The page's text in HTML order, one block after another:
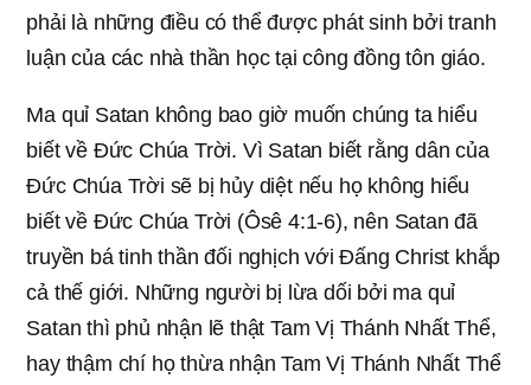
phải là những điều có thể được phát sinh bởi tranh
luận của các nhà thần học tại công đồng tôn giáo.
Ma quỉ Satan không bao giờ muốn chúng ta hiểu
biết về Đức Chúa Trời. Vì Satan biết rằng dân của
Đức Chúa Trời sẽ bị hủy diệt nếu họ không hiểu
biết về Đức Chúa Trời (Ôsê 4:1-6), nên Satan đã
truyền bá tinh thần đối nghịch với Đấng Christ khắp
cả thế giới. Những người bị lừa dối bởi ma quỉ
Satan thì phủ nhận lẽ thật Tam Vị Thánh Nhất Thể,
hay thậm chí họ thừa nhận Tam Vị Thánh Nhất Thể